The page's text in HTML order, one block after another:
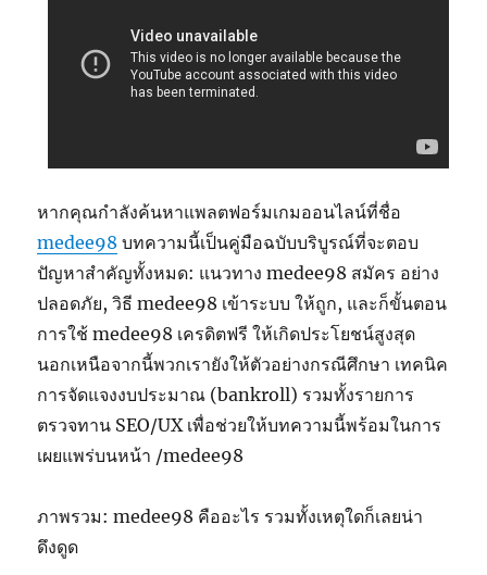
หากคุณกำลังค้นหาแพลตฟอร์มเกมออนไลน์ที่ชื่อ
medee98 บทความนี้เป็นคู่มือฉบับบริบูรณ์ที่จะตอบ
ปัญหาสำคัญทั้งหมด: แนวทาง medee98 สมัคร อย่าง
ปลอดภัย, วิธี medee98 เข้าระบบ ให้ถูก, และก็ขั้นตอน
การใช้ medee98 เครดิตฟรี ให้เกิดประโยชน์สูงสุด
นอกเหนือจากนี้พวกเรายังให้ตัวอย่างกรณีศึกษา เทคนิค
การจัดแจงงบประมาณ (bankroll) รวมทั้งรายการ
ตรวจทาน SEO/UX เพื่อช่วยให้บทความนี้พร้อมในการ
เผยแพร่บนหน้า /medee98
ภาพรวม: medee98 คืออะไร รวมทั้งเหตุใดก็เลยน่า
ดึงดูด